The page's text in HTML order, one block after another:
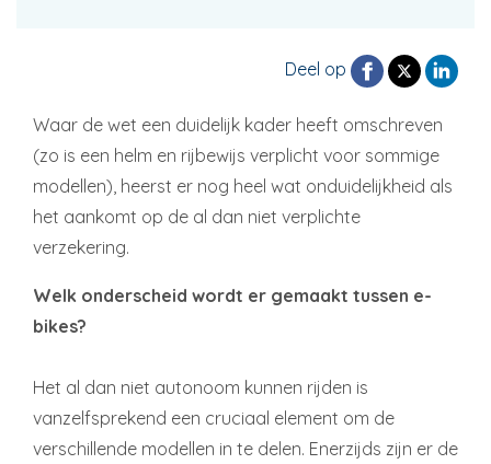
Deel op
Waar de wet een duidelijk kader heeft omschreven
(zo is een helm en rijbewijs verplicht voor sommige
modellen), heerst er nog heel wat onduidelijkheid als
het aankomt op de al dan niet verplichte
verzekering.
Welk onderscheid wordt er gemaakt tussen e-
bikes?
Het al dan niet autonoom kunnen rijden is
vanzelfsprekend een cruciaal element om de
verschillende modellen in te delen. Enerzijds zijn er de